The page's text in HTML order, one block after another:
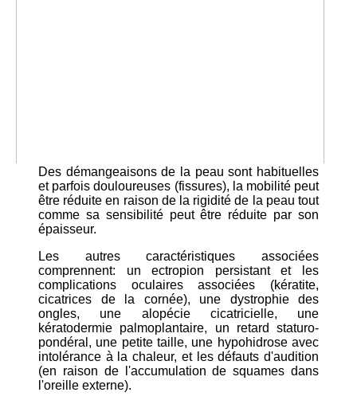
Des démangeaisons de la peau sont habituelles
et parfois douloureuses (fissures), la mobilité peut
être réduite en raison de la rigidité de la peau tout
comme sa sensibilité peut être réduite par son
épaisseur.
Les autres caractéristiques associées
comprennent: un ectropion persistant et les
complications oculaires associées (kératite,
cicatrices de la cornée), une dystrophie des
ongles, une alopécie cicatricielle, une
kératodermie palmoplantaire, un retard staturo-
pondéral, une petite taille, une hypohidrose avec
intolérance à la chaleur, et les défauts d'audition
(en raison de l'accumulation de squames dans
l'oreille externe).